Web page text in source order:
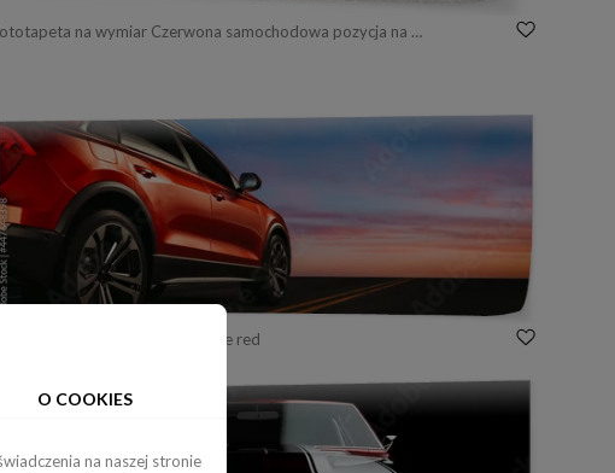
Fototapeta na wymiar Czerwona samochodowa pozycja na drodze blisko gór przy dniem
Fototapeta na wymiar automotive red
O COOKIES
na naszej stronie